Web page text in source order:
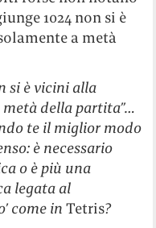
1024 non si è
a metà
si è vicini alla
della partita”…
te il miglior modo
è necessario
o è più una
legata al
come inTetris?